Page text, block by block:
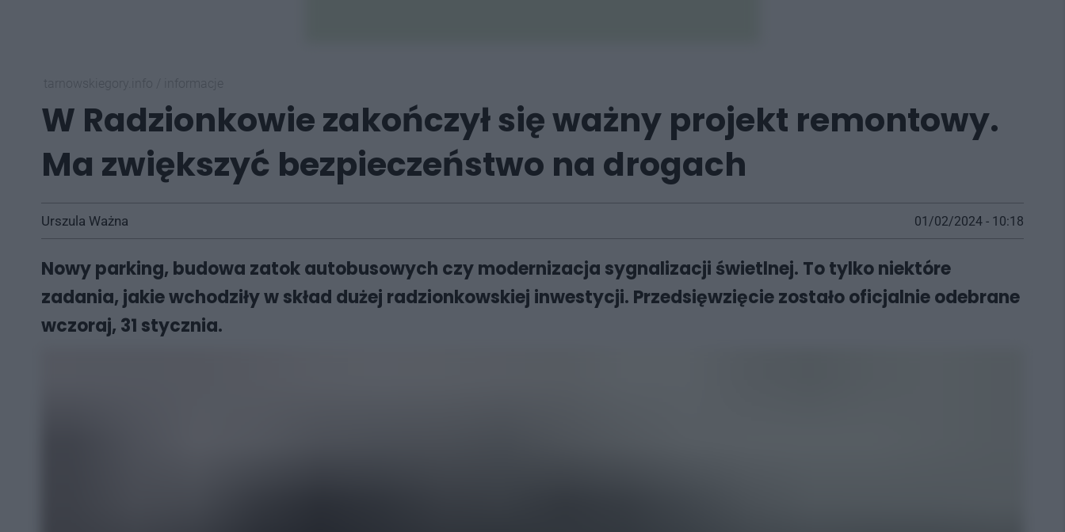
W Radzionkowie zakończył się ważny projekt remontowy.
Ma zwiększyć bezpieczeństwo na drogach
Urszula Ważna 01/02/2024 - 10:18
Nowy parking, budowa zatok autobusowych czy modernizacja sygnalizacji świetlnej. To tylko niektóre
zadania, jakie wchodziły w skład dużej radzionkowskiej inwestycji. Przedsięwzięcie zostało oficjalnie odebrane
wczoraj, 31 stycznia.